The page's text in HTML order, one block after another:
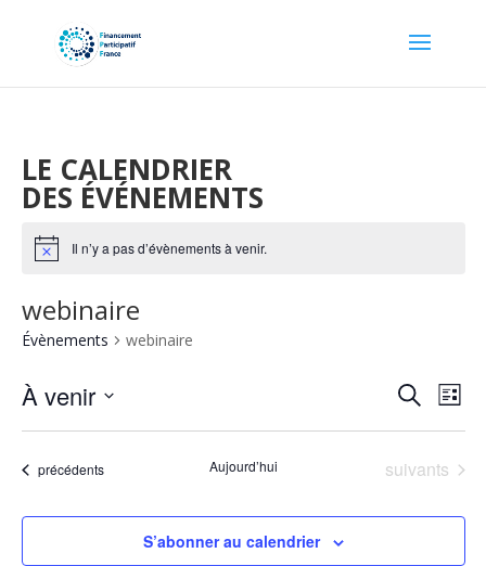
LE CALENDRIER
DES ÉVÉNEMENTS
Notice Il n’y a pas d’évènements à venir.
webinaire
Évènements webinaire
et
de
Recherche
de
Liste
À venir
date.Évènements
précédents Aujourd’hui Évènements
suivants
S’abonner au calendrier